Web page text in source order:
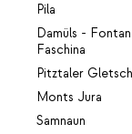
Pila
Damüls -
Faschina
Pitztaler
Monts Jura
Samnaun